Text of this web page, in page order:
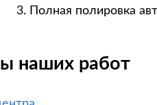
Полная полировка
наших работ